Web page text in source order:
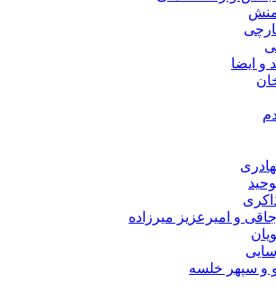
امیرعزیز میرزاده
خلسه